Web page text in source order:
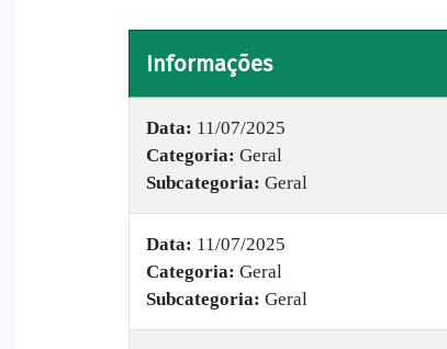
Informações
Data: 11/07/2025
Categoria: Geral
Subcategoria: Geral
Data: 11/07/2025
Categoria: Geral
Subcategoria: Geral